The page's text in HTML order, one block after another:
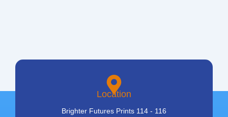
Location
Brighter Futures Prints 114 - 116